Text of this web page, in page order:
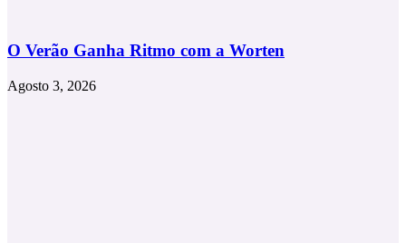
O Verão Ganha Ritmo com a Worten
Agosto 3, 2026